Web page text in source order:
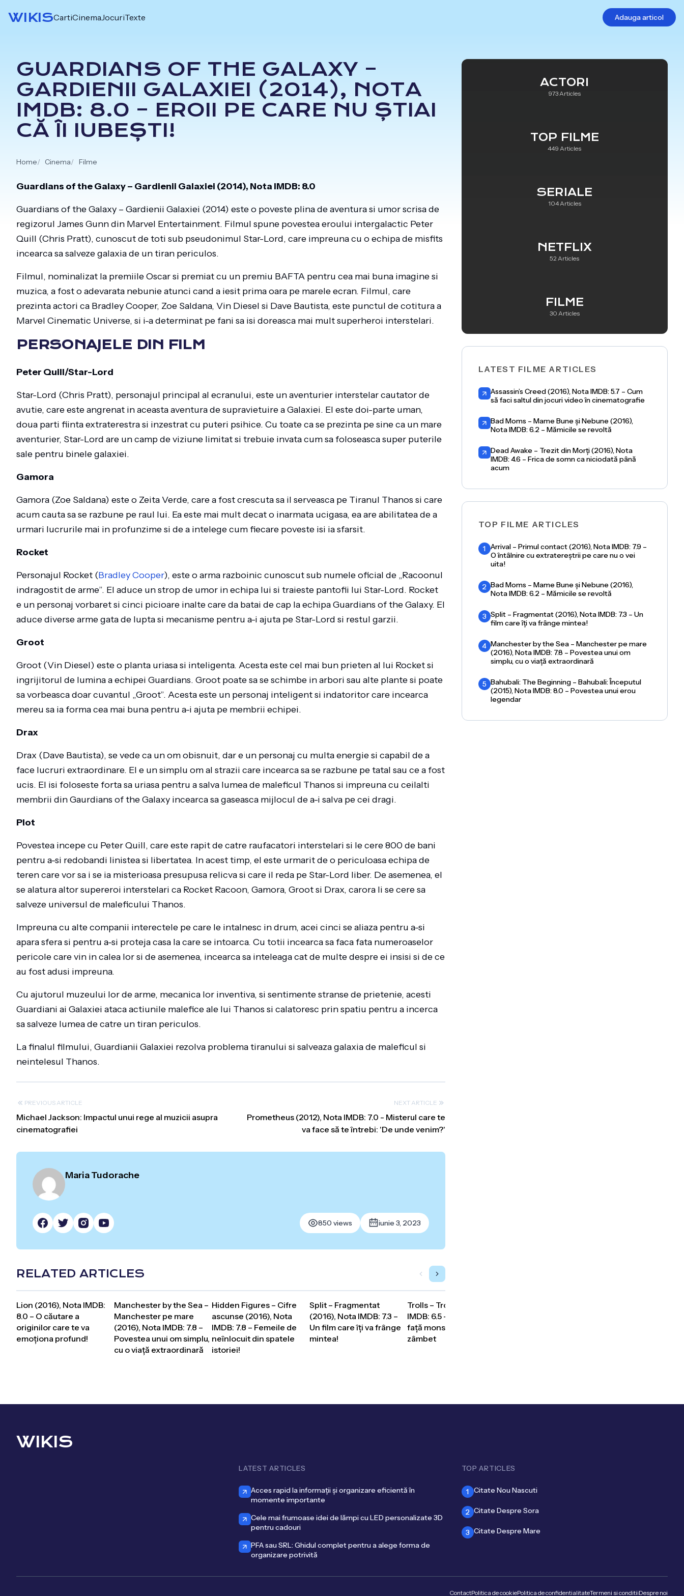
WIKISCartiCinemaJocuriTexte Adauga articol
GUARDIANS OF THE GALAXY –
GARDIENII GALAXIEI (2014), NOTA
IMDB: 8.0 – EROII PE CARE NU ȘTIAI
CĂ ÎI IUBEȘTI!
Home Cinema Filme
Guardians of the Galaxy – Gardienii Galaxiei (2014), Nota IMDB: 8.0
Guardians of the Galaxy – Gardienii Galaxiei (2014) este o poveste plina de aventura si umor scrisa de
regizorul James Gunn din Marvel Entertainment. Filmul spune povestea eroului intergalactic Peter
Quill (Chris Pratt), cunoscut de toti sub pseudonimul Star-Lord, care impreuna cu o echipa de misfits
incearca sa salveze galaxia de un tiran periculos.
Filmul, nominalizat la premiile Oscar si premiat cu un premiu BAFTA pentru cea mai buna imagine si
muzica, a fost o adevarata nebunie atunci cand a iesit prima oara pe marele ecran. Filmul, care
prezinta actori ca Bradley Cooper, Zoe Saldana, Vin Diesel si Dave Bautista, este punctul de cotitura a
Marvel Cinematic Universe, si i-a determinat pe fani sa isi doreasca mai mult superheroi interstelari.
PERSONAJELE DIN FILM
Peter Quill/Star-Lord
Star-Lord (Chris Pratt), personajul principal al ecranului, este un aventurier interstelar cautator de
avutie, care este angrenat in aceasta aventura de supravietuire a Galaxiei. El este doi-parte uman,
doua parti fiinta extraterestra si inzestrat cu puteri psihice. Cu toate ca se prezinta pe sine ca un mare
aventurier, Star-Lord are un camp de viziune limitat si trebuie invata cum sa foloseasca super puterile
sale pentru binele galaxiei.
Gamora
Gamora (Zoe Saldana) este o Zeita Verde, care a fost crescuta sa il serveasca pe Tiranul Thanos si care
acum cauta sa se razbune pe raul lui. Ea este mai mult decat o inarmata ucigasa, ea are abilitatea de a
urmari lucrurile mai in profunzime si de a intelege cum fiecare poveste isi ia sfarsit.
Rocket
Personajul Rocket (Bradley Cooper), este o arma razboinic cunoscut sub numele oficial de „Racoonul
indragostit de arme”. El aduce un strop de umor in echipa lui si traieste pantofii lui Star-Lord. Rocket
e un personaj vorbaret si cinci picioare inalte care da batai de cap la echipa Guardians of the Galaxy. El
aduce diverse arme gata de lupta si mecanisme pentru a-i ajuta pe Star-Lord si restul garzii.
Groot
Groot (Vin Diesel) este o planta uriasa si inteligenta. Acesta este cel mai bun prieten al lui Rocket si
ingrijitorul de lumina a echipei Guardians. Groot poate sa se schimbe in arbori sau alte plante si poate
sa vorbeasca doar cuvantul „Groot”. Acesta este un personaj inteligent si indatoritor care incearca
mereu sa ia forma cea mai buna pentru a-i ajuta pe membrii echipei.
Drax
Drax (Dave Bautista), se vede ca un om obisnuit, dar e un personaj cu multa energie si capabil de a
face lucruri extraordinare. El e un simplu om al strazii care incearca sa se razbune pe tatal sau ce a fost
ucis. El isi foloseste forta sa uriasa pentru a salva lumea de maleficul Thanos si impreuna cu ceilalti
membrii din Gaurdians of the Galaxy incearca sa gaseasca mijlocul de a-i salva pe cei dragi.
Plot
Povestea incepe cu Peter Quill, care este rapit de catre raufacatori interstelari si le cere 800 de bani
pentru a-si redobandi linistea si libertatea. In acest timp, el este urmarit de o periculoasa echipa de
teren care vor sa i se ia misterioasa presupusa relicva si care il reda pe Star-Lord liber. De asemenea, el
se alatura altor supereroi interstelari ca Rocket Racoon, Gamora, Groot si Drax, carora li se cere sa
salveze universul de maleficului Thanos.
Impreuna cu alte companii interectele pe care le intalnesc in drum, acei cinci se aliaza pentru a-si
apara sfera si pentru a-si proteja casa la care se intoarca. Cu totii incearca sa faca fata numeroaselor
pericole care vin in calea lor si de asemenea, incearca sa inteleaga cat de multe despre ei insisi si de ce
au fost adusi impreuna.
Cu ajutorul muzeului lor de arme, mecanica lor inventiva, si sentimente stranse de prietenie, acesti
Guardiani ai Galaxiei ataca actiunile malefice ale lui Thanos si calatoresc prin spatiu pentru a incerca
sa salveze lumea de catre un tiran periculos.
La finalul filmului, Guardianii Galaxiei rezolva problema tiranului si salveaza galaxia de maleficul si
neintelesul Thanos.
PREVIOUS ARTICLE
Michael Jackson: Impactul unui rege al muzicii asupra
cinematografiei
NEXT ARTICLE
Prometheus (2012), Nota IMDB: 7.0 - Misterul care te
va face să te întrebi: 'De unde venim?'
Maria Tudorache
850 views iunie 3, 2023
RELATED ARTICLES
Lion (2016), Nota IMDB:
8.0 – O căutare a
originilor care te va
emoționa profund!
Manchester by the Sea –
Manchester pe mare
(2016), Nota IMDB: 7.8 –
Povestea unui om simplu,
cu o viață extraordinară
Hidden Figures – Cifre
ascunse (2016), Nota
IMDB: 7.8 – Femeile de
neînlocuit din spatele
istoriei!
Split – Fragmentat
(2016), Nota IMDB: 7.3 –
Un film care îți va frânge
mintea!
Trolls – Trollii (2016), Nota
IMDB: 6.5 – Cum să faci
față monstrilor cu un
zâmbet
ACTORI
973 Articles
TOP FILME
449 Articles
SERIALE
104 Articles
NETFLIX
52 Articles
FILME
30 Articles
LATEST FILME ARTICLES
Assassin’s Creed (2016), Nota IMDB: 5.7 – Cum
să faci saltul din jocuri video în cinematografie
Bad Moms – Mame Bune și Nebune (2016),
Nota IMDB: 6.2 – Mămicile se revoltă
Dead Awake – Trezit din Morți (2016), Nota
IMDB: 4.6 – Frica de somn ca niciodată până
acum
TOP FILME ARTICLES
1 Arrival – Primul contact (2016), Nota IMDB: 7.9 –
O întâlnire cu extratereștrii pe care nu o vei
uita!
2 Bad Moms – Mame Bune și Nebune (2016),
Nota IMDB: 6.2 – Mămicile se revoltă
3 Split – Fragmentat (2016), Nota IMDB: 7.3 – Un
film care îți va frânge mintea!
4 Manchester by the Sea – Manchester pe mare
(2016), Nota IMDB: 7.8 – Povestea unui om
simplu, cu o viață extraordinară
5 Bahubali: The Beginning – Bahubali: Începutul
(2015), Nota IMDB: 8.0 – Povestea unui erou
legendar
WIKIS
LATEST ARTICLES
Acces rapid la informații și organizare eficientă în
momente importante
Cele mai frumoase idei de lămpi cu LED personalizate 3D
pentru cadouri
PFA sau SRL: Ghidul complet pentru a alege forma de
organizare potrivită
TOP ARTICLES
1 Citate Nou Nascuti
2 Citate Despre Sora
3 Citate Despre Mare
ContactPolitica de cookiePolitica de confidentialitateTermeni si conditiiDespre noi